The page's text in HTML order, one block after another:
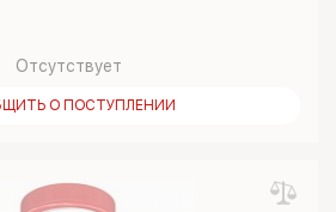
Отсутствует
О ПОСТУПЛЕНИИ